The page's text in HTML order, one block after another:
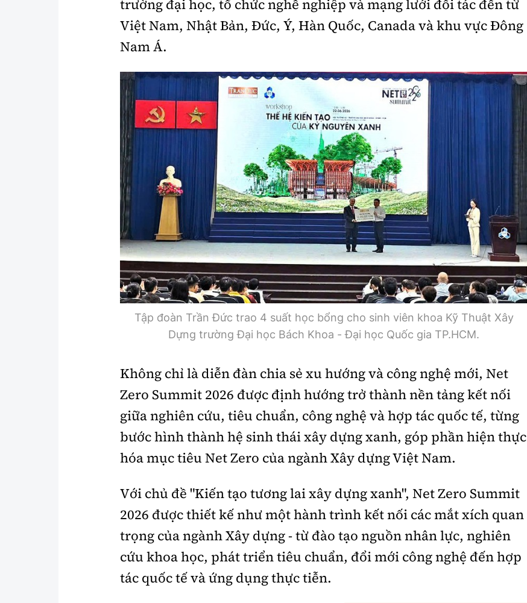
Lao động - Công đoàn
Showbiz
Âm nhạc
Bình luận
360 độ thể thao
Sản phẩm mới
Tư vấn
Thời sự Quốc tế
Hồ sơ tài liệu
Thế giới giao thông
Thế giới xây dựng
Đi ++
Du lịch
Khám phá
Lối sống
Ẩm thực
Thời sự
Khám phá
Camera giao thông
Câu chuyện giao thông
Lăng kính xây dựng
Giải trí - Thể thao
trường đại học, tổ chức nghề nghiệp và mạng lưới đối tác đến từ
Việt Nam, Nhật Bản, Đức, Ý, Hàn Quốc, Canada và khu vực Đông
Nam Á.
Tập đoàn Trần Đức trao 4 suất học bổng cho sinh viên khoa Kỹ Thuật Xây
Dựng trường Đại học Bách Khoa - Đại học Quốc gia TP.HCM.
Không chỉ là diễn đàn chia sẻ xu hướng và công nghệ mới, Net
Zero Summit 2026 được định hướng trở thành nền tảng kết nối
giữa nghiên cứu, tiêu chuẩn, công nghệ và hợp tác quốc tế, từng
bước hình thành hệ sinh thái xây dựng xanh, góp phần hiện thực
hóa mục tiêu Net Zero của ngành Xây dựng Việt Nam.
Với chủ đề "Kiến tạo tương lai xây dựng xanh", Net Zero Summit
2026 được thiết kế như một hành trình kết nối các mắt xích quan
trọng của ngành Xây dựng - từ đào tạo nguồn nhân lực, nghiên
cứu khoa học, phát triển tiêu chuẩn, đổi mới công nghệ đến hợp
tác quốc tế và ứng dụng thực tiễn.